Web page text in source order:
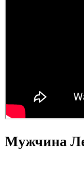
Мужчина